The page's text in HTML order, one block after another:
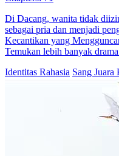
Di Dacang, wanita tidak
sebagai pria dan menjadi
Kecantikan yang
Temukan lebih banyak
Identitas Rahasia Sang Juara